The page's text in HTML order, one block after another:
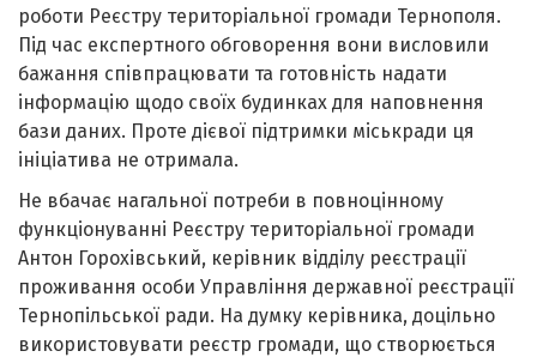
роботи Реєстру територіальної громади Тернополя.
Під час експертного обговорення вони висловили
бажання співпрацювати та готовність надати
інформацію щодо своїх будинках для наповнення
бази даних. Проте дієвої підтримки міськради ця
ініціатива не отримала.
Не вбачає нагальної потреби в повноцінному
функціонуванні Реєстру територіальної громади
Антон Горохівський, керівник відділу реєстрації
проживання особи Управління державної реєстрації
Тернопільської ради. На думку керівника, доцільно
використовувати реєстр громади, що створюється